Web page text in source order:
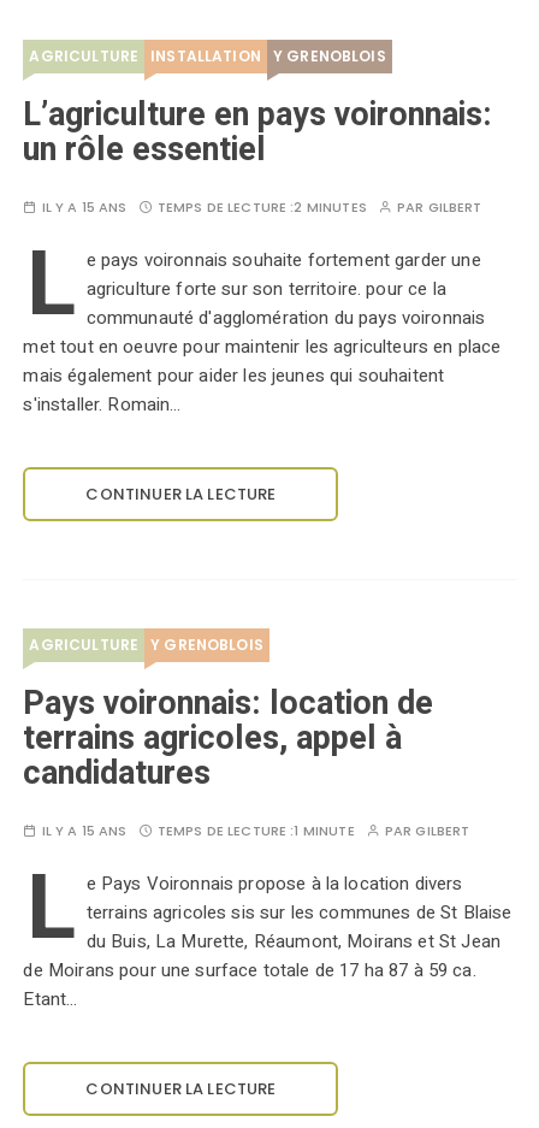
AGRICULTURE INSTALLATION Y GRENOBLOIS
L’agriculture en pays voironnais:
un rôle essentiel
IL Y A 15 ANS TEMPS DE LECTURE :2 MINUTES PAR GILBERT
L e pays voironnais souhaite fortement garder une
agriculture forte sur son territoire. pour ce la
communauté d'agglomération du pays voironnais
met tout en oeuvre pour maintenir les agriculteurs en place
mais également pour aider les jeunes qui souhaitent
s'installer. Romain…
CONTINUER LA LECTURE
AGRICULTURE Y GRENOBLOIS
Pays voironnais: location de
terrains agricoles, appel à
candidatures
IL Y A 15 ANS TEMPS DE LECTURE :1 MINUTE PARGILBERT
L e Pays Voironnais propose à la location divers
terrains agricoles sis sur les communes de St Blaise
du Buis, La Murette, Réaumont, Moirans et St Jean
de Moirans pour une surface totale de 17 ha 87 à 59 ca.
Etant…
CONTINUER LA LECTURE